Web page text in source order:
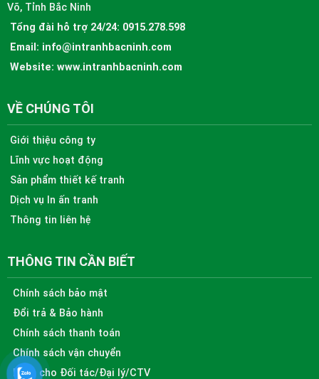
Võ, Tỉnh Bắc Ninh
Tổng đài hỗ trợ 24/24: 0915.278.598
Email: info@intranhbacninh.com
Website: www.intranhbacninh.com
VỀ CHÚNG TÔI
Giới thiệu công ty
Lĩnh vực hoạt động
Sản phẩm thiết kế tranh
Dịch vụ In ấn tranh
Thông tin liên hệ
THÔNG TIN CẦN BIẾT
Chính sách bảo mật
Đổi trả & Bảo hành
Chính sách thanh toán
Chính sách vận chuyển
Dành cho Đối tác/Đại lý/CTV